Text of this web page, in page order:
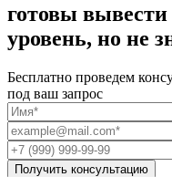
готовы
уровень, но не
Бесплатно проведем
под ваш запрос